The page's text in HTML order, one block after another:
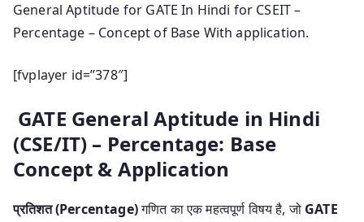
General Aptitude for GATE In Hindi for CSEIT –
Percentage – Concept of Base With application.
[fvplayer id=”378″]
GATE General Aptitude in Hindi
(CSE/IT) – Percentage: Base
Concept & Application
प्रतिशत (Percentage)गणित का एक महत्वपूर्ण विषय है, जो GATE